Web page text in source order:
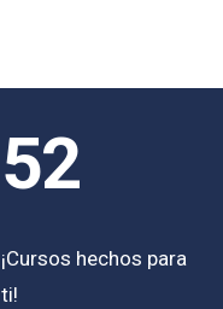
52
¡Cursos hechos para
ti!